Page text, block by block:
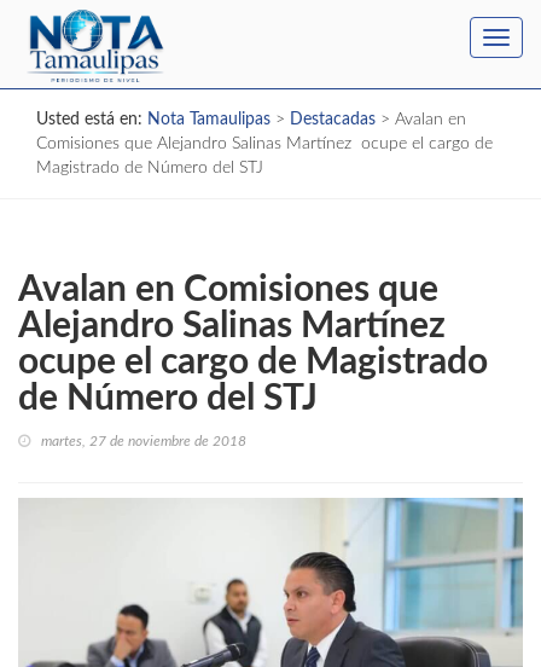
Usted está en: Nota Tamaulipas > Destacadas > Avalan en
Comisiones que Alejandro Salinas Martínez ocupe el cargo de
Magistrado de Número del STJ
Avalan en Comisiones que
Alejandro Salinas Martínez
ocupe el cargo de Magistrado
de Número del STJ
martes, 27 de noviembre de 2018